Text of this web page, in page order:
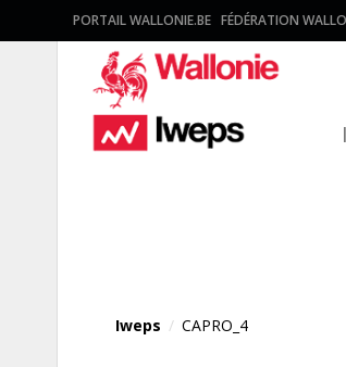
PORTAIL WALLONIE.BE FÉDÉRATION
Iweps / CAPRO_4